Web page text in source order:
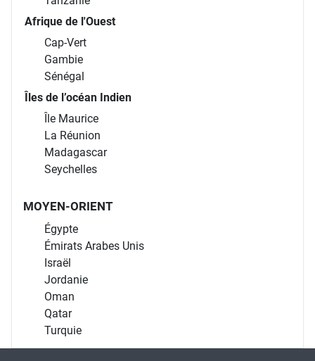
Afrique de l'Ouest
Cap-Vert
Gambie
Sénégal
Îles de l’océan Indien
Île Maurice
La Réunion
Madagascar
Seychelles
MOYEN-ORIENT
Égypte
Émirats Arabes Unis
Israël
Jordanie
Oman
Qatar
Turquie